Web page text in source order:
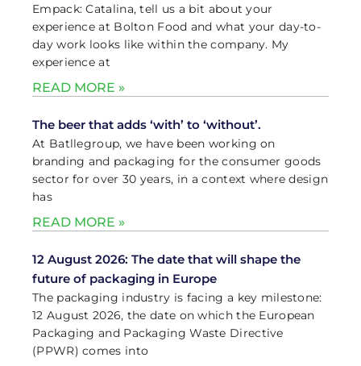
Empack: Catalina, tell us a bit about your
experience at Bolton Food and what your day-to-
day work looks like within the company. My
experience at
READ MORE »
The beer that adds ‘with’ to ‘without’.
At Batllegroup, we have been working on
branding and packaging for the consumer goods
sector for over 30 years, in a context where design
has
READ MORE »
12 August 2026: The date that will shape the
future of packaging in Europe
The packaging industry is facing a key milestone:
12 August 2026, the date on which the European
Packaging and Packaging Waste Directive
(PPWR) comes into